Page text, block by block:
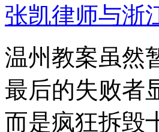
张凯律师与浙
温州教案虽然
最后的失败者
而是疯狂拆毁